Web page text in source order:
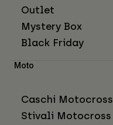
Outlet
Mystery Box
Black Friday
Moto
Caschi Motocross
Stivali Motocross